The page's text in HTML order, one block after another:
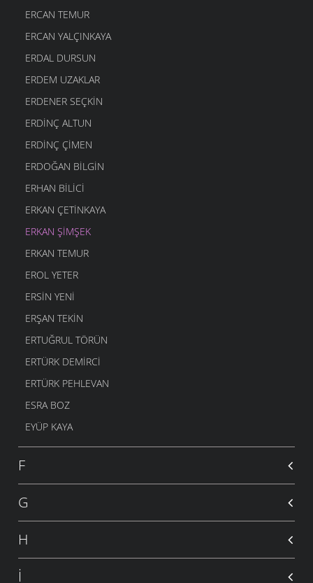
ERCAN TEMUR
ERCAN YALÇINKAYA
ERDAL DURSUN
ERDEM UZAKLAR
ERDENER SEÇKIN
ERDINÇ ALTUN
ERDINÇ ÇIMEN
ERDOĞAN BILGIN
ERHAN BILICI
ERKAN ÇETINKAYA
ERKAN ŞIMŞEK
ERKAN TEMUR
EROL YETER
ERSIN YENI
ERŞAN TEKIN
ERTUĞRUL TÖRÜN
ERTÜRK DEMIRCI
ERTÜRK PEHLEVAN
ESRA BOZ
EYÜP KAYA
F
G
H
İ